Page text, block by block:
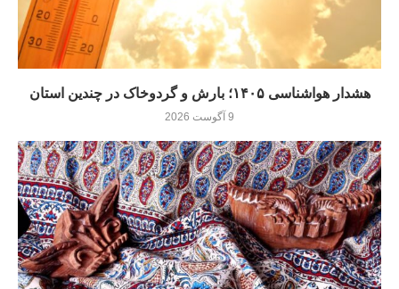
هشدار هواشناسی ۱۴۰۵؛ بارش و گردوخاک در چندین استان
9 آگوست 2026